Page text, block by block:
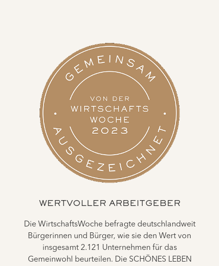
WERTVOLLER ARBEITGEBER
Die WirtschaftsWoche befragte deutschlandweit
Bürgerinnen und Bürger, wie sie den Wert von
insgesamt 2.121 Unternehmen für das
Gemeinwohl beurteilen. Die SCHÖNES LEBEN